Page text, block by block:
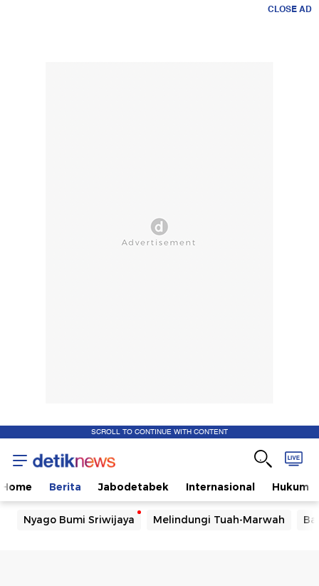
CLOSE AD
SCROLL TO CONTINUE WITH CONTENT
Home Berita Jabodetabek Internasional Hukum
Nyago Bumi Sriwijaya Melindungi Tuah-Marwah